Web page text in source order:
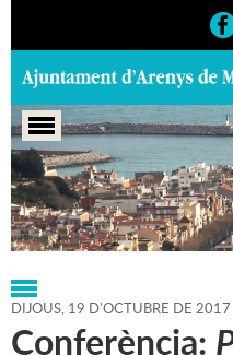
Portada > Regidories >
DIJOUS, 19 D'OCTUBRE DE 2017
Conferència: